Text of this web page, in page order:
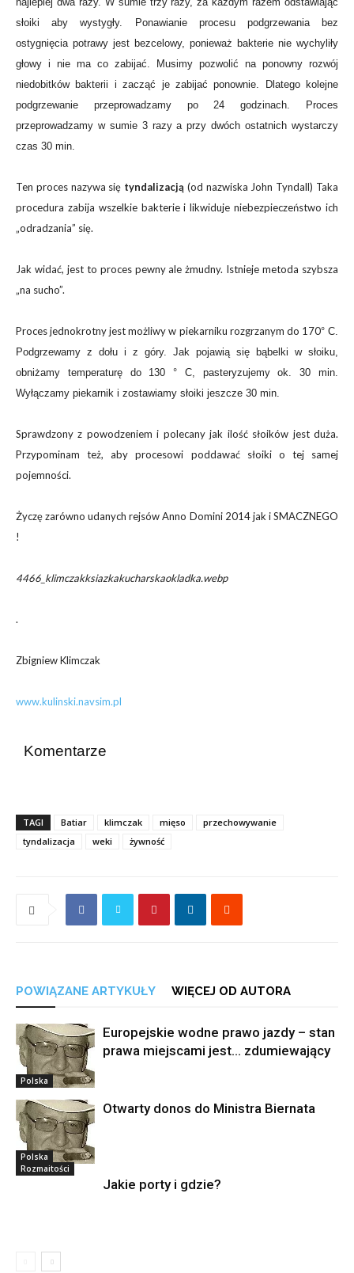
słoiki aby wystygły. Ponawianie procesu podgrzewania bez
ostygnięcia potrawy jest bezcelowy, ponieważ bakterie nie wychyliły
głowy i nie ma co zabijać. Musimy pozwolić na ponowny rozwój
niedobitków bakterii i zacząć je zabijać ponownie. Dlatego kolejne
podgrzewanie przeprowadzamy po 24 godzinach. Proces
przeprowadzamy w sumie 3 razy a przy dwóch ostatnich wystarczy
czas 30 min.
Ten proces nazywa się tyndalizacją (od nazwiska John Tyndall) Taka
procedura zabija wszelkie bakterie i likwiduje niebezpieczeństwo ich
„odradzania” się.
Jak widać, jest to proces pewny ale żmudny. Istnieje metoda szybsza
„na sucho”.
Proces jednokrotny jest możliwy w piekarniku rozgrzanym do 170° C.
Podgrzewamy z dołu i z góry. Jak pojawią się bąbelki w słoiku,
obniżamy temperaturę do 130 ° C, pasteryzujemy ok. 30 min.
Wyłączamy piekarnik i zostawiamy słoiki jeszcze 30 min.
Sprawdzony z powodzeniem i polecany jak ilość słoików jest duża.
Przypominam też, aby procesowi poddawać słoiki o tej samej
pojemności.
Życzę zarówno udanych rejsów Anno Domini 2014 jak i SMACZNEGO
!
4466_klimczakksiazkakucharskaokladka.webp
.
Zbigniew Klimczak
www.kulinski.navsim.pl
Komentarze
TAGI Batiar klimczak mięso
przechowywanie
tyndalizacja
weki żywność
POWIĄZANE ARTYKUŁY WIĘCEJ OD AUTORA
Polska
Europejskie wodne prawo jazdy – stan
prawa miejscami jest… zdumiewający
Polska
Otwarty donos do Ministra Biernata
Rozmaitości
Jakie porty i gdzie?